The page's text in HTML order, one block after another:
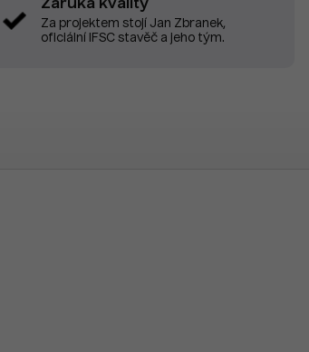
Záruka kvality
Za projektem stojí Jan Zbranek,
oficiální IFSC stavěč a jeho tým.